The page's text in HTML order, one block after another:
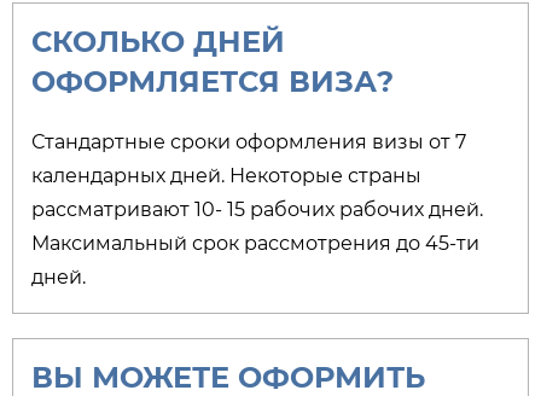
СКОЛЬКО ДНЕЙ
ОФОРМЛЯЕТСЯ ВИЗА?​
Стандартные сроки оформления визы от 7
календарных дней. Некоторые страны
рассматривают 10- 15 рабочих рабочих дней.
Максимальный срок рассмотрения до 45-ти
дней.
ВЫ МОЖЕТЕ ОФОРМИТЬ